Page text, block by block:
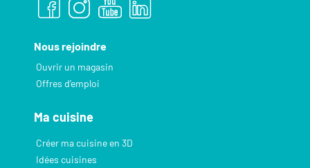
Nous rejoindre
Ouvrir un magasin
Offres d’emploi
Ma cuisine
Créer ma cuisine en 3D
Idées cuisines